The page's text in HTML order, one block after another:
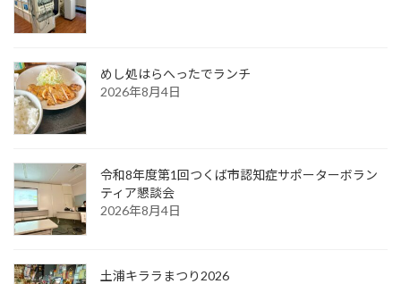
めし処はらへったでランチ
2026年8月4日
令和8年度第1回つくば市認知症サポーターボラン
ティア懇談会
2026年8月4日
土浦キララまつり2026